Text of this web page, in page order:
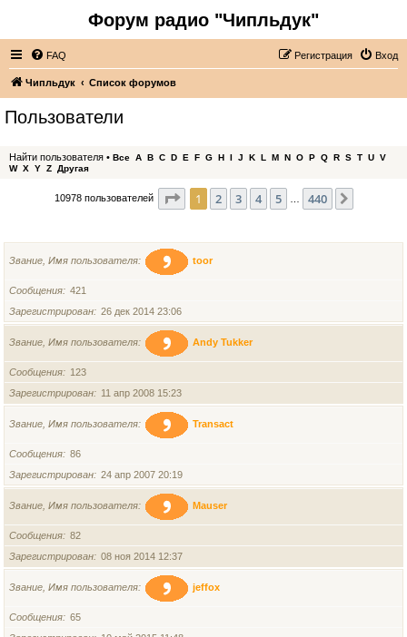
Форум радио "Чипльдук"
FAQ Вход
Регистрация
Чипльдук Список форумов
Пользователи
Найти пользователя • Все A B C D E F G H I J K L M N O P Q R S T U V
W X Y Z Другая
10978 пользователей Страница из 440
1 2 3 4 5 440
Звание, Имя пользователя toor
Сообщения
421
Зарегистрирован
26 дек 2014 23:06
Звание, Имя пользователя Andy Tukker
Сообщения
123
Зарегистрирован
11 апр 2008 15:23
Звание, Имя пользователя Transact
Сообщения
86
Зарегистрирован
24 апр 2007 20:19
Звание, Имя пользователя Mauser
Сообщения
82
Зарегистрирован
08 ноя 2014 12:37
Звание, Имя пользователя jeffox
Сообщения
65